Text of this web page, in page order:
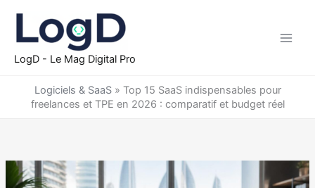
contenu
LogD - Le Mag Digital Pro
Logiciels & SaaS» Top 15 SaaS indispensables pour
freelances et TPE en 2026 : comparatif et budget réel